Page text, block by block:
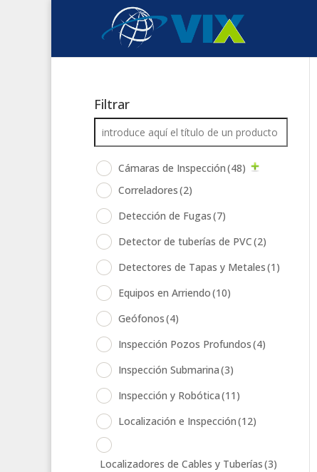
Filtrar
Cámaras de Inspección(48)
Correladores(2)
Detección de Fugas(7)
Detector de tuberías de PVC(2)
Detectores de Tapas y Metales(1)
Equipos en Arriendo(10)
Geófonos(4)
Inspección Pozos Profundos(4)
Inspección Submarina(3)
Inspección y Robótica(11)
Localización e Inspección(12)
Localizadores de Cables y Tuberías(3)